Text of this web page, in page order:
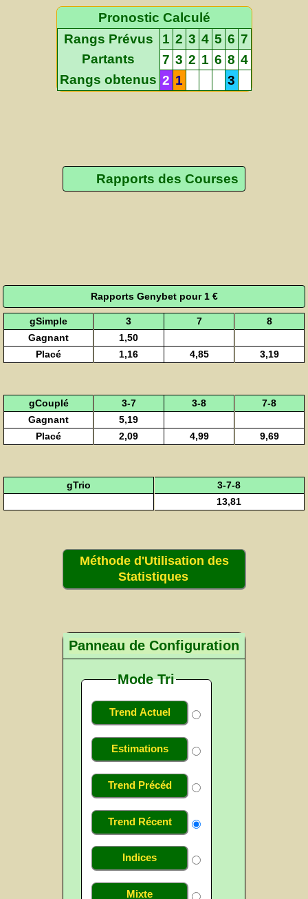
Pronostic Calculé
Rangs Prévus
1 2 3 4 5 6 7
Partants
7 3 2 1 6 8 4
Rangs obtenus 2 1 3
Rapports des Courses
Rapports Genybet pour 1 €
gSimple 3 7
8
Gagnant
1,50
Placé
1,16 4,85 3,19
gCouplé 3-7 3-8
7-8
Gagnant
5,19
Placé
2,09 4,99 9,69
gTrio
3-7-8
13,81
Méthode d'Utilisation des
Statistiques
Panneau de Configuration
Mode Tri
Trend Actuel
Estimations
Trend Précéd
Trend Récent
Indices
Mixte